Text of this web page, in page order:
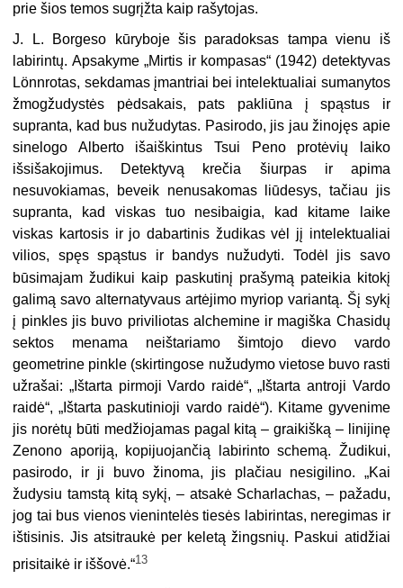
prie šios temos sugrįžta kaip rašytojas.
J. L. Borgeso kūryboje šis paradoksas tampa vienu iš
labirintų. Apsakyme „Mirtis ir kompasas“ (1942) detektyvas
Lönnrotas, sekdamas įmantriai bei intelektualiai sumanytos
žmogžudystės pėdsakais, pats pakliūna į spąstus ir
supranta, kad bus nužudytas. Pasirodo, jis jau žinojęs apie
sinelogo Alberto išaiškintus Tsui Peno protėvių laiko
išsišakojimus. Detektyvą krečia šiurpas ir apima
nesuvokiamas, beveik nenusakomas liūdesys, tačiau jis
supranta, kad viskas tuo nesibaigia, kad kitame laike
viskas kartosis ir jo dabartinis žudikas vėl jį intelektualiai
vilios, spęs spąstus ir bandys nužudyti. Todėl jis savo
būsimajam žudikui kaip paskutinį prašymą pateikia kitokį
galimą savo alternatyvaus artėjimo myriop variantą. Šį sykį
į pinkles jis buvo priviliotas alchemine ir magiška Chasidų
sektos menama neištariamo šimtojo dievo vardo
geometrine pinkle (skirtingose nužudymo vietose buvo rasti
užrašai: „Ištarta pirmoji Vardo raidė“, „Ištarta antroji Vardo
raidė“, „Ištarta paskutinioji vardo raidė“). Kitame gyvenime
jis norėtų būti medžiojamas pagal kitą – graikišką – linijinę
Zenono aporiją, kopijuojančią labirinto schemą. Žudikui,
pasirodo, ir ji buvo žinoma, jis plačiau nesigilino. „Kai
žudysiu tamstą kitą sykį, – atsakė Scharlachas, – pažadu,
jog tai bus vienos vienintelės tiesės labirintas, neregimas ir
ištisinis. Jis atsitraukė per keletą žingsnių. Paskui atidžiai
prisitaikė ir iššovė.“13